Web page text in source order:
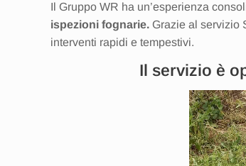
Il Gruppo WR ha un’esperienza
ispezioni fognarie. Grazie al servizio
interventi rapidi e tempestivi.
Il servizio è